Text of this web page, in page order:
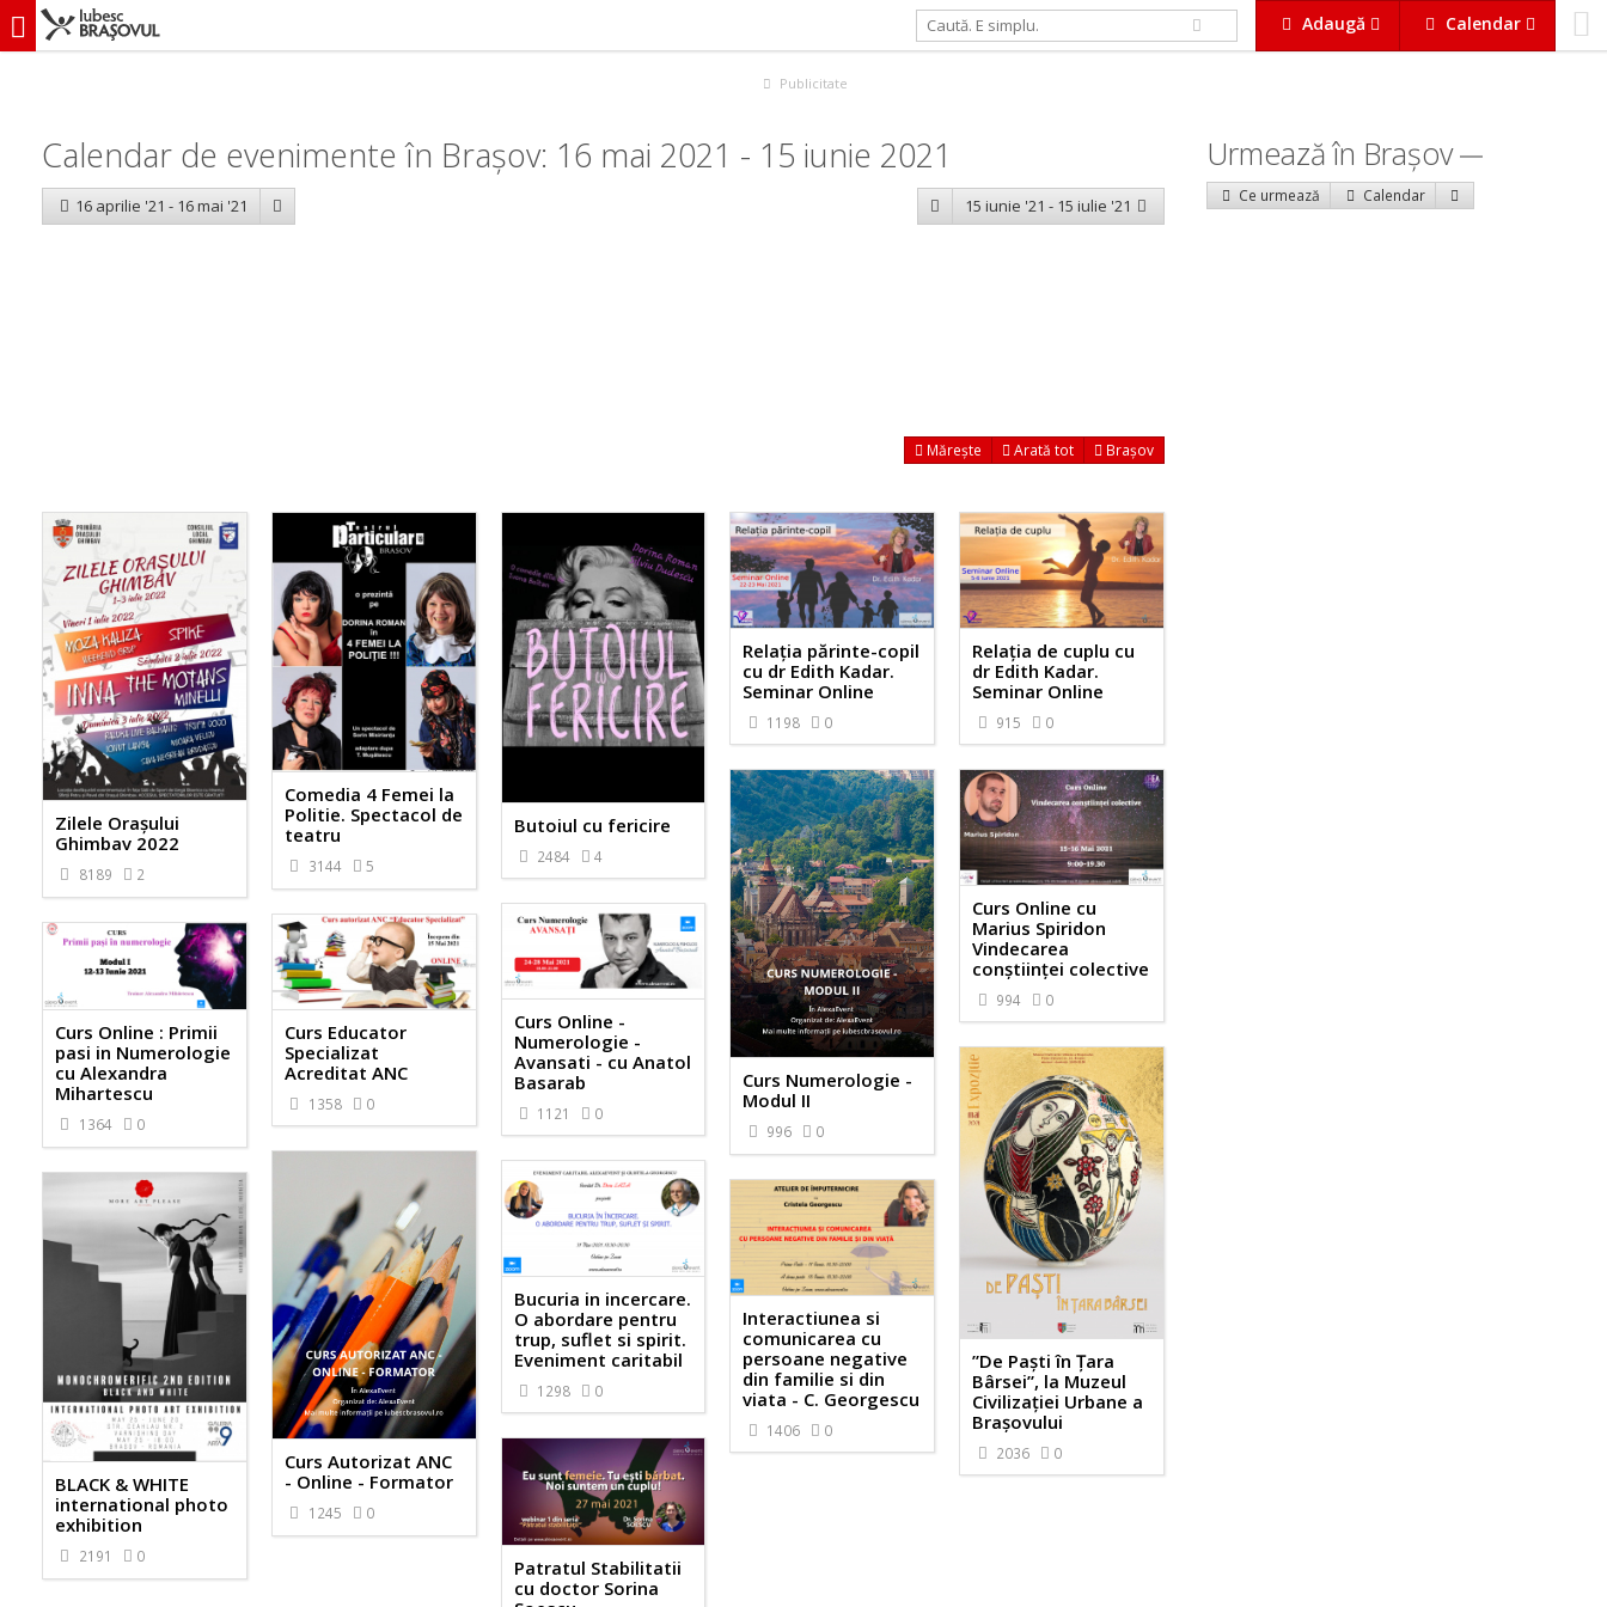
Adaugă Calendar
iubescbraşovul.ro
Publicitate
Calendar de evenimente în Brașov: 16 mai 2021 - 15 iunie 2021
16 aprilie '21 - 16 mai '21 15 iunie '21 - 15 iulie '21
Mărește Arată tot Brașov
Zilele Orașului
Ghimbav 2022
8189 2
Comedia 4 Femei la
Politie. Spectacol de
teatru
3144 5
Butoiul cu fericire
2484 4
Relația părinte-copil
cu dr Edith Kadar.
Seminar Online
1198 0
Relația de cuplu cu
dr Edith Kadar.
Seminar Online
915 0
Curs Numerologie -
Modul II
996 0
Curs Online cu
Marius Spiridon
Vindecarea
conștiinței colective
994 0
Curs Online -
Numerologie -
Avansati - cu Anatol
Basarab
1121 0
Curs Educator
Specializat
Acreditat ANC
1358 0
Curs Online : Primii
pasi in Numerologie
cu Alexandra
Mihartescu
1364 0
”De Paști în Țara
Bârsei”, la Muzeul
Civilizației Urbane a
Brașovului
2036 0
Curs Autorizat ANC
- Online - Formator
1245 0
Bucuria in incercare.
O abordare pentru
trup, suflet si spirit.
Eveniment caritabil
1298 0
BLACK & WHITE
international photo
exhibition
2191 0
Interactiunea si
comunicarea cu
persoane negative
din familie si din
viata - C. Georgescu
1406 0
Patratul Stabilitatii
cu doctor Sorina
Urmează în Braşov
Ce urmează Calendar